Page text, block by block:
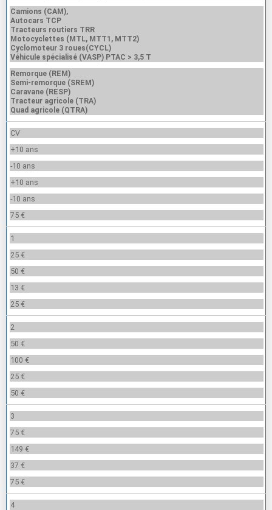
Camions (CAM),
Autocars TCP
Tracteurs routiers TRR
Motocyclettes (MTL, MTT1, MTT2)
Cyclomoteur 3 roues(CYCL)
Véhicule spécialisé (VASP) PTAC > 3,5 T
Remorque (REM)
Semi-remorque (SREM)
Caravane (RESP)
Tracteur agricole (TRA)
Quad agricole (QTRA)
CV
+10 ans
-10 ans
+10 ans
-10 ans
75 €
1
25 €
50 €
13 €
25 €
2
50 €
100 €
25 €
50 €
3
75 €
149 €
37 €
75 €
4